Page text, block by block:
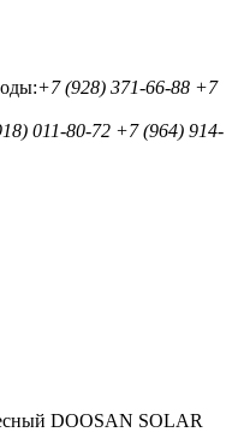
+7 (928) 371-66-88 +7
011-80-72 +7 (964) 914-
DOOSAN SOLAR